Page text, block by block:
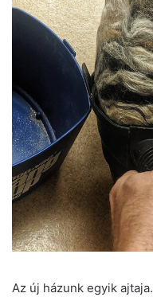
Az új házunk egyik ajtaja.